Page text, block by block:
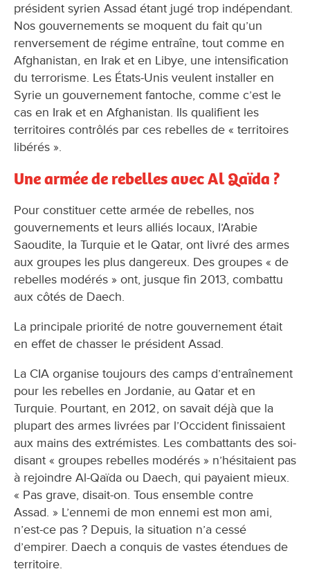
président syrien Assad étant jugé trop indépendant.
Nos gouvernements se moquent du fait qu’un
renversement de régime entraîne, tout comme en
Afghanistan, en Irak et en Libye, une intensification
du terrorisme. Les États-Unis veulent installer en
Syrie un gouvernement fantoche, comme c’est le
cas en Irak et en Afghanistan. Ils qualifient les
territoires contrôlés par ces rebelles de « territoires
libérés ».
Une armée de rebelles avec Al Qaïda ?
Pour constituer cette armée de rebelles, nos
gouvernements et leurs alliés locaux, l’Arabie
Saoudite, la Turquie et le Qatar, ont livré des armes
aux groupes les plus dangereux. Des groupes « de
rebelles modérés » ont, jusque fin 2013, combattu
aux côtés de Daech.
La principale priorité de notre gouvernement était
en effet de chasser le président Assad.
La CIA organise toujours des camps d’entraînement
pour les rebelles en Jordanie, au Qatar et en
Turquie. Pourtant, en 2012, on savait déjà que la
plupart des armes livrées par l’Occident finissaient
aux mains des extrémistes. Les combattants des soi-
disant « groupes rebelles modérés » n’hésitaient pas
à rejoindre Al-Qaïda ou Daech, qui payaient mieux.
« Pas grave, disait-on. Tous ensemble contre
Assad. » L’ennemi de mon ennemi est mon ami,
n’est-ce pas ? Depuis, la situation n’a cessé
d’empirer. Daech a conquis de vastes étendues de
territoire.